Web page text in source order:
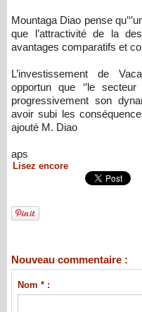
Mountaga Diao pense
que l’attractivité de la
avantages comparatifs et
L’investissement de
opportun que ‘’le
progressivement son
avoir subi les
ajouté M. Diao
aps
Lisez encore
Nouveau commentaire :
Nom * :